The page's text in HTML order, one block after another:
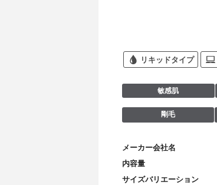
リキッドタイプ
敏感肌
剛毛
メーカー会社名
内容量
サイズバリエーション